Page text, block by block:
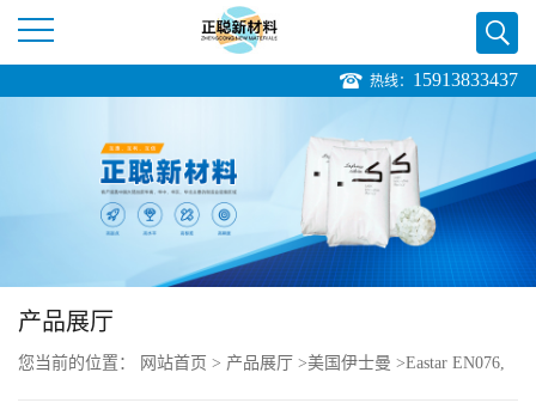
公
热线： 15913833437
产品展厅
您当前的位置： 网站首页 > 产品展厅 >美国伊士曼 >Eastar EN076,